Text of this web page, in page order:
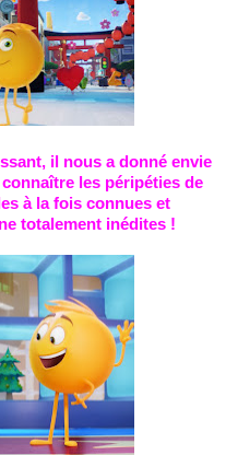
il nous a donné envie
les péripéties de
à la fois connues et
totalement inédites !